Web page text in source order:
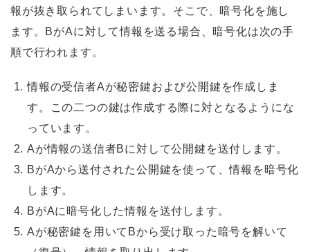
報が抜き取られてしまいます。そこで、暗号化を施し
ます。BがAに対して情報を送る場合、暗号化は次の手
順で行われます。
情報の受信者Aが秘密鍵および公開鍵を作成しま
す。この二つの鍵は作成する際に対となるようにな
っています。
Aが情報の送信者Bに対して公開鍵を送付します。
BがAから送付された公開鍵を使って、情報を暗号化
します。
BがAに暗号化した情報を送付します。
Aが秘密鍵を用いてBから受け取った暗号を解いて